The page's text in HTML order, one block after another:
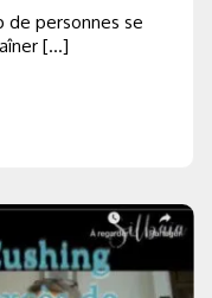
de personnes se
[…]